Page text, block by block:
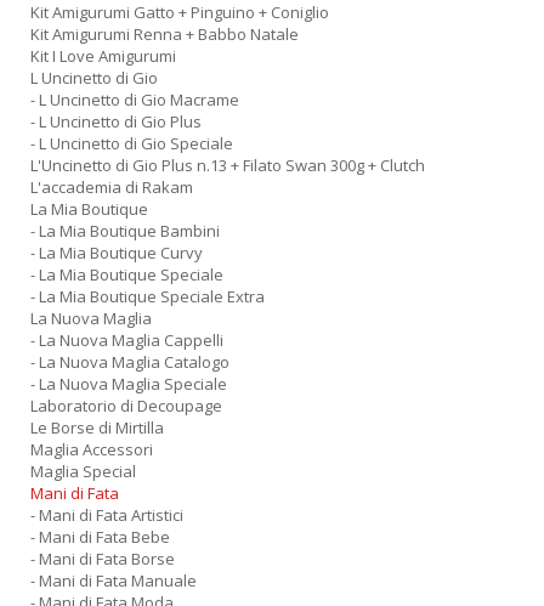
Kit Amigurumi Gatto + Pinguino + Coniglio
Kit Amigurumi Renna + Babbo Natale
Kit I Love Amigurumi
L Uncinetto di Gio
- L Uncinetto di Gio Macrame
- L Uncinetto di Gio Plus
- L Uncinetto di Gio Speciale
L'Uncinetto di Gio Plus n.13 + Filato Swan 300g + Clutch
L'accademia di Rakam
La Mia Boutique
- La Mia Boutique Bambini
- La Mia Boutique Curvy
- La Mia Boutique Speciale
- La Mia Boutique Speciale Extra
La Nuova Maglia
- La Nuova Maglia Cappelli
- La Nuova Maglia Catalogo
- La Nuova Maglia Speciale
Laboratorio di Decoupage
Le Borse di Mirtilla
Maglia Accessori
Maglia Special
Mani di Fata
- Mani di Fata Artistici
- Mani di Fata Bebe
- Mani di Fata Borse
- Mani di Fata Manuale